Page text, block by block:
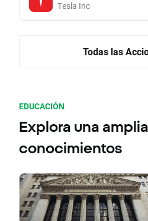
Tesla Inc
Todas las
EDUCACIÓN
Explora una
conocimientos